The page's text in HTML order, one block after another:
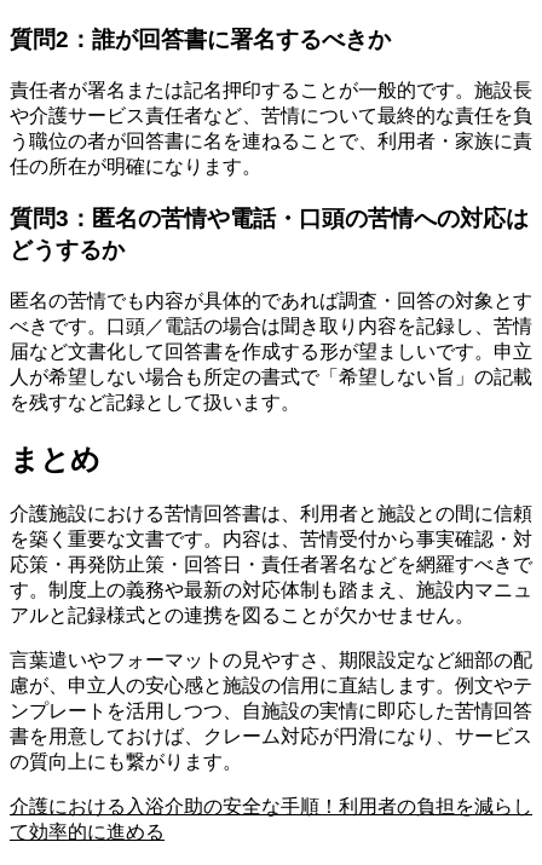
質問2：誰が回答書に署名するべきか
責任者が署名または記名押印することが一般的です。施設長
や介護サービス責任者など、苦情について最終的な責任を負
う職位の者が回答書に名を連ねることで、利用者・家族に責
任の所在が明確になります。
質問3：匿名の苦情や電話・口頭の苦情への対応は
どうするか
匿名の苦情でも内容が具体的であれば調査・回答の対象とす
べきです。口頭／電話の場合は聞き取り内容を記録し、苦情
届など文書化して回答書を作成する形が望ましいです。申立
人が希望しない場合も所定の書式で「希望しない旨」の記載
を残すなど記録として扱います。
まとめ
介護施設における苦情回答書は、利用者と施設との間に信頼
を築く重要な文書です。内容は、苦情受付から事実確認・対
応策・再発防止策・回答日・責任者署名などを網羅すべきで
す。制度上の義務や最新の対応体制も踏まえ、施設内マニュ
アルと記録様式との連携を図ることが欠かせません。
言葉遣いやフォーマットの見やすさ、期限設定など細部の配
慮が、申立人の安心感と施設の信用に直結します。例文やテ
ンプレートを活用しつつ、自施設の実情に即応した苦情回答
書を用意しておけば、クレーム対応が円滑になり、サービス
の質向上にも繋がります。
介護における入浴介助の安全な手順！利用者の負担を減らし
て効率的に進める